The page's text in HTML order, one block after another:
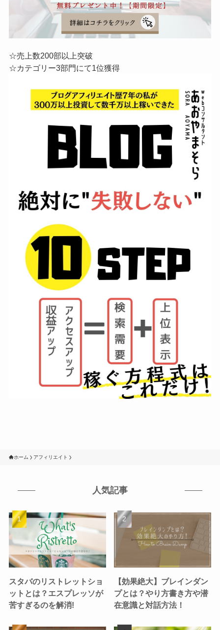
☆売上数200部以上突破
☆カテゴリー3部門にて1位獲得
ホーム アフィリエイト
人気記事
スタバのリストレットショ
ットとは？エスプレッソが
苦すぎるのを解消!
【効果絶大】ブレインダン
プとは？やり方書き方や潜
在意識と対話方法！